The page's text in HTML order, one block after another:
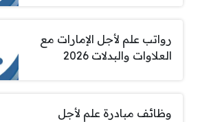
رواتب علم لأجل الإمارات مع
العلاوات والبدلات 2026
وظائف مبادرة علم لأجل